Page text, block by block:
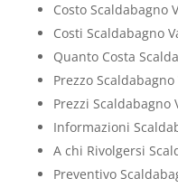
Costo Scaldabagno
Costi Scaldabagno
Quanto Costa
Prezzo
Prezzi Scaldabagno
Informazioni
A chi Rivolgersi
Preventivo